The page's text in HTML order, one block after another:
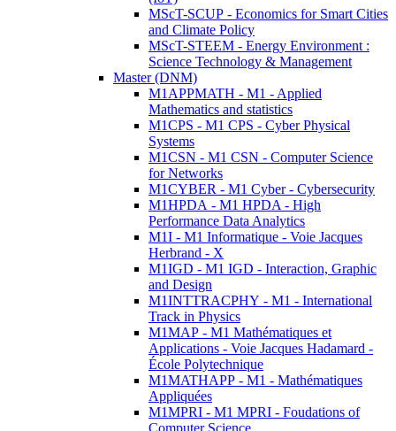
MScT-SCUP - Economics for Smart Cities
and Climate Policy
MScT-STEEM - Energy Environment :
Science Technology & Management
Master (DNM)
M1APPMATH - M1 - Applied
Mathematics and statistics
M1CPS - M1 CPS - Cyber Physical
Systems
M1CSN - M1 CSN - Computer Science
for Networks
M1CYBER - M1 Cyber - Cybersecurity
M1HPDA - M1 HPDA - High
Performance Data Analytics
M1I - M1 Informatique - Voie Jacques
Herbrand - X
M1IGD - M1 IGD - Interaction, Graphic
and Design
M1INTTRACPHY - M1 - International
Track in Physics
M1MAP - M1 Mathématiques et
Applications - Voie Jacques Hadamard -
École Polytechnique
M1MATHAPP - M1 - Mathématiques
Appliquées
M1MPRI - M1 MPRI - Foudations of
Computer Science